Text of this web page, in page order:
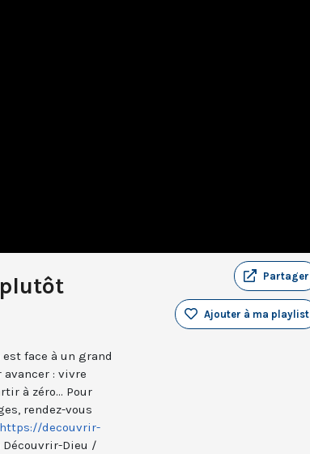
plutôt
Partager
Ajouter à ma playlist
face à un grand
: vivre
à zéro... Pour
rendez-vous
https://decouvrir-
Dieu /